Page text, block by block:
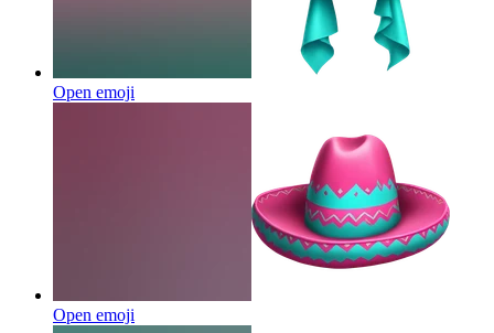
Open emoji
Open emoji